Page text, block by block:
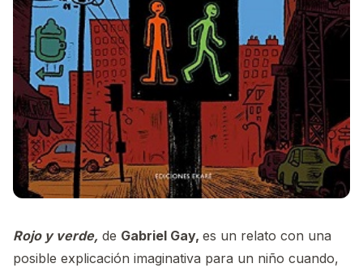
Rojo y verde, de Gabriel Gay, es un relato con una
posible explicación imaginativa para un niño cuando,